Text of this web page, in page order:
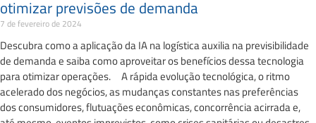
otimizar previsões de demanda
7 de fevereiro de 2024
Descubra como a aplicação da IA na logística auxilia na previsibilidade
de demanda e saiba como aproveitar os benefícios dessa tecnologia
para otimizar operações. A rápida evolução tecnológica, o ritmo
acelerado dos negócios, as mudanças constantes nas preferências
dos consumidores, flutuações econômicas, concorrência acirrada e,